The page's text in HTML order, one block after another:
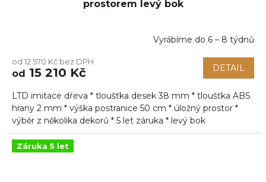
prostorem levý bok
produktu
je
z
5
hvězdiček.
Vyrábíme do 6 – 8 týdnů
od 12 570 Kč bez DPH
od 15 210 Kč DETAIL
LTD imitace dřeva * tloušťka desek 38 mm * tloušťka ABS
hrany 2 mm * výška postranice 50 cm * úložný prostor *
výběr z několika dekorů * 5 let záruka * levý bok
Záruka 5 let